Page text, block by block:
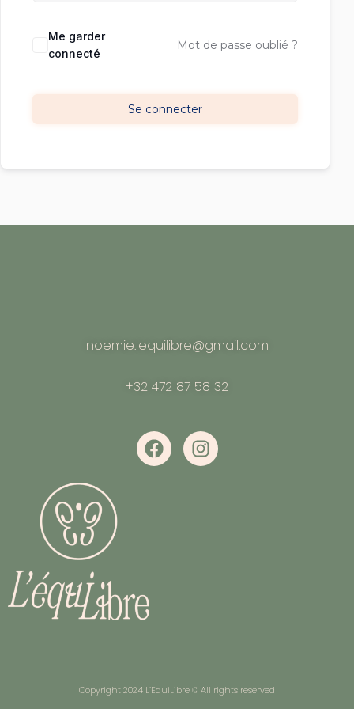
Me garder
connecté
Mot de passe oublié ?
Se connecter
noemie.lequilibre@gmail.com
+32 472 87 58 32
Copyright 2024 L’EquiLibre © All rights reserved